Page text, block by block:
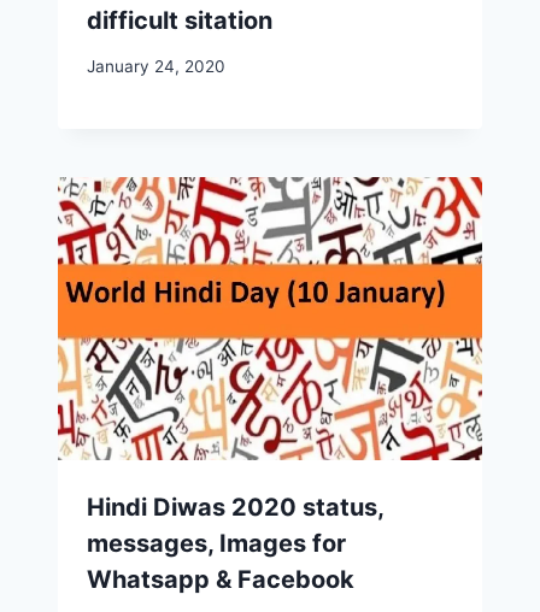
difficult sitation
January 24, 2020
Hindi Diwas 2020 status,
messages, Images for
Whatsapp & Facebook